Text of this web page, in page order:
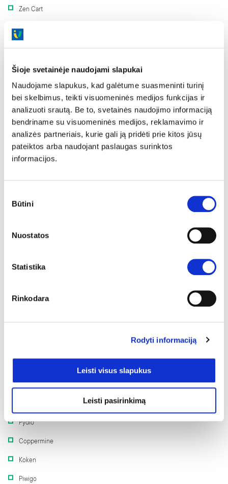
Šioje svetainėje naudojami slapukai
Naudojame slapukus, kad galėtume suasmeninti turinį
bei skelbimus, teikti visuomeninės medijos funkcijas ir
analizuoti srautą. Be to, svetainės naudojimo informaciją
bendriname su visuomeninės medijos, reklamavimo ir
analizės partneriais, kurie gali ją pridėti prie kitos jūsų
pateiktos arba naudojant paslaugas surinktos
informacijos.
pasirinkimas
Būtini
Nuostatos
Statistika
Rinkodara
Rodyti informaciją
Leisti visus slapukus
Leisti pasirinkimą
Zen Cart
Crafty Syntax Live Help
HESK
Live Helper Chat
osTicket
The Bug Genie
Open Classfields
OSClass
FrontAccounting
OrangeHRM
Failų ir nuotraukų talpinimui
Power File Manager
Pydio
Coppermine
Koken
Piwigo